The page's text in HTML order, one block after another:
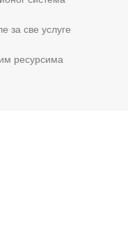
за све услуге
ресурсима